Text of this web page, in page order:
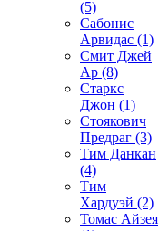
(5)
Сабонис
Арвидас (1)
Смит Джей
Ар (8)
Старкс
Джон (1)
Стоякович
Предраг (3)
Тим Данкан
(4)
Тим
Хардуэй (2)
Томас Айзея